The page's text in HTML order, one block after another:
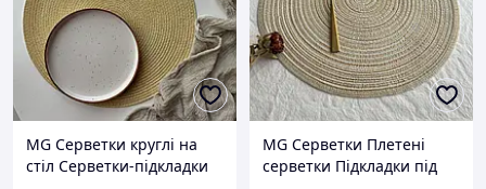
MG Серветки круглі на
стіл Серветки-підкладки
MG Серветки Плетені
серветки Підкладки під